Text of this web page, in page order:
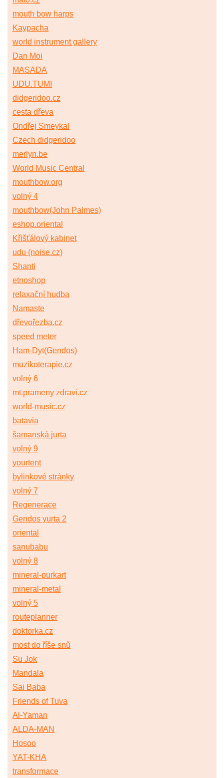
mouth bow harps
Kaypacha
world instrument gallery
Dan Moi
MASADA
UDU.TUMI
didgeridoo.cz
cesta dřeva
Ondřej Smeykal
Czech didgeridoo
merlyn.be
World Music Central
mouthbow.org
volný 4
mouthbow(John Palmes)
eshop.oriental
Křišťálový kabinet
udu (noise.cz)
Shanti
etnoshop
relaxační hudba
Namaste
dřevořezba.cz
speed meter
Ham-Dyt(Gendos)
muzikoterapie.cz
volný 6
mt.prameny zdraví.cz
world-music.cz
batavia
šamanská jurta
volný 9
yourtent
bylinkové stránky
volný 7
Regenerace
Gendos yurta 2
oriental
sanubabu
volný 8
mineral-purkart
mineral-metal
volný 5
routeplanner
doktorka.cz
most do říše snů
Su Jok
Mandala
Sai Baba
Friends of Tuva
Al-Yaman
ALDA-MAN
Hosoo
YAT-KHA
transformace